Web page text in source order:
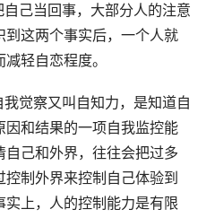
己当回事，大部分人的注意
这两个事实后，一个人就
轻自恋程度。
觉察又叫自知力，是知道自
因和结果的一项自我监控能
己和外界，往往会把过多
制外界来控制自己体验到
上，人的控制能力是有限